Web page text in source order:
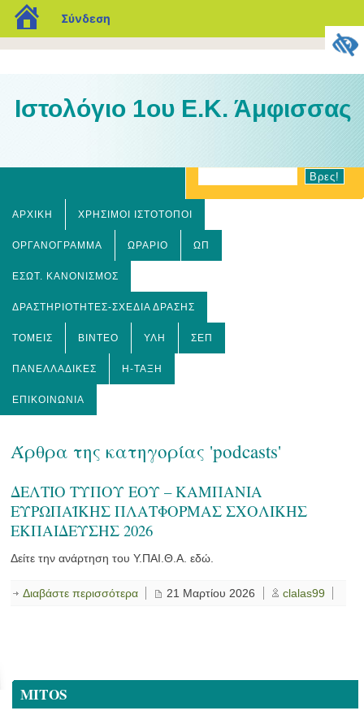
blogs.sch.gr
Σύνδεση
Ιστολόγιο 1ου Ε.Κ. Άμφισσας
ΑΡΧΙΚΉ ΧΡΗΣΙΜΟΙ ΙΣΤΟΤΟΠΟΙ
ΟΡΓΑΝΌΓΡΑΜΜΑ ΩΡΆΡΙΟ ΩΠ
ΕΣΩΤ. ΚΑΝΟΝΙΣΜΌΣ
ΔΡΑΣΤΗΡΙΌΤΗΤΕΣ-ΣΧΈΔΙΑ ΔΡΆΣΗΣ
ΤΟΜΕΊΣ ΒΊΝΤΕΟ ΎΛΗ ΣΕΠ
ΠΑΝΕΛΛΑΔΙΚΈΣ Η-ΤΆΞΗ
ΕΠΙΚΟΙΝΩΝΊΑ
Άρθρα της κατηγορίας 'podcasts'
ΔΕΛΤΙΟ ΤΥΠΟΥ ΕΟΥ – ΚΑΜΠΑΝΙΑ
ΕΥΡΩΠΑΪΚΗΣ ΠΛΑΤΦΟΡΜΑΣ ΣΧΟΛΙΚΗΣ
ΕΚΠΑΙΔΕΥΣΗΣ 2026
Δείτε την ανάρτηση του Υ.ΠΑΙ.Θ.Α. εδώ.
Διαβάστε περισσότερα 21 Μαρτίου 2026 clalas99
MITOS